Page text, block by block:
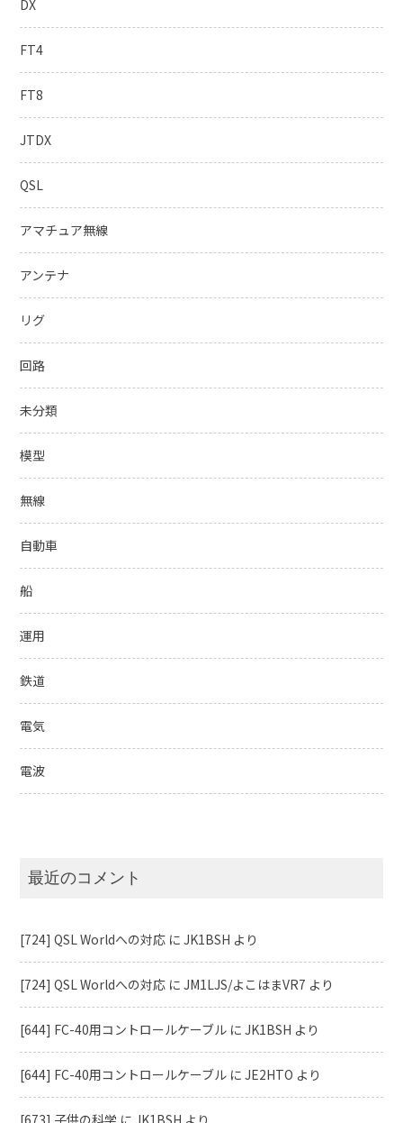
DX
FT4
FT8
JTDX
QSL
アマチュア無線
アンテナ
リグ
回路
未分類
模型
無線
自動車
船
運用
鉄道
電気
電波
最近のコメント
[724] QSL Worldへの対応 にJK1BSH より
[724] QSL Worldへの対応 にJM1LJS/よこはまVR7 より
[644] FC-40用コントロールケーブル にJK1BSH より
[644] FC-40用コントロールケーブル にJE2HTO より
[673] 子供の科学 に JK1BSH より